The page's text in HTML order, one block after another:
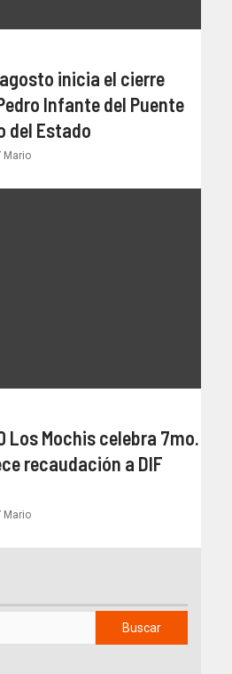
inicia el cierre
Infante del Puente
del Estado
Mario
Los Mochis celebra 7mo.
recaudación a DIF
Mario
Buscar